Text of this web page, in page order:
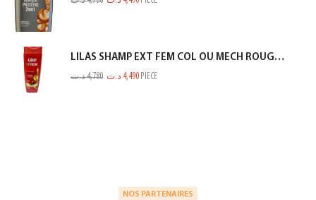
LILAS SHAMP EXT FEM COL OU MECH ROUGE 350ML
4,780د.ت 4,490 د.ت PIECE
NOS PARTENAIRES